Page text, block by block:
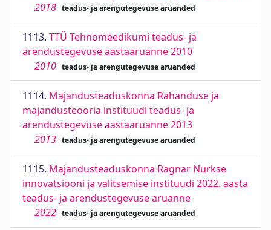
2018 teadus- ja arengutegevuse aruanded
1113. TTÜ Tehnomeedikumi teadus- ja
arendustegevuse aastaaruanne 2010
2010 teadus- ja arengutegevuse aruanded
1114. Majandusteaduskonna Rahanduse ja
majandusteooria instituudi teadus- ja
arendustegevuse aastaaruanne 2013
2013 teadus- ja arengutegevuse aruanded
1115. Majandusteaduskonna Ragnar Nurkse
innovatsiooni ja valitsemise instituudi 2022. aasta
teadus- ja arendustegevuse aruanne
2022 teadus- ja arengutegevuse aruanded